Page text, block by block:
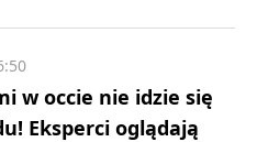
w occie nie idzie się
Eksperci oglądają